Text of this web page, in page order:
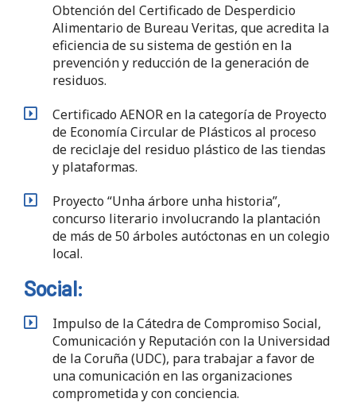
Obtención del Certificado de Desperdicio
Alimentario de Bureau Veritas, que acredita la
eficiencia de su sistema de gestión en la
prevención y reducción de la generación de
residuos.
Certificado AENOR en la categoría de Proyecto
de Economía Circular de Plásticos al proceso
de reciclaje del residuo plástico de las tiendas
y plataformas.
Proyecto “Unha árbore unha historia”,
concurso literario involucrando la plantación
de más de 50 árboles autóctonas en un colegio
local.
Social:
Impulso de la Cátedra de Compromiso Social,
Comunicación y Reputación con la Universidad
de la Coruña (UDC), para trabajar a favor de
una comunicación en las organizaciones
comprometida y con conciencia.